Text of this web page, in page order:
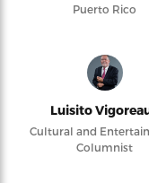
Puerto Rico
Luisito
Cultural and
Columnist